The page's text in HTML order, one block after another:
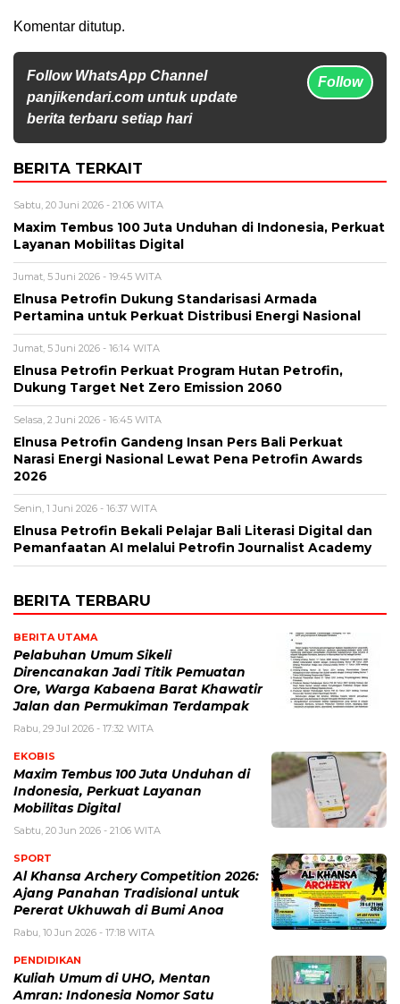
Komentar ditutup.
Follow WhatsApp Channel
panjikendari.com untuk update
berita terbaru setiap hari
Follow
BERITA TERKAIT
Sabtu, 20 Juni 2026 - 21:06 WITA
Maxim Tembus 100 Juta Unduhan di Indonesia, Perkuat
Layanan Mobilitas Digital
Jumat, 5 Juni 2026 - 19:45 WITA
Elnusa Petrofin Dukung Standarisasi Armada
Pertamina untuk Perkuat Distribusi Energi Nasional
Jumat, 5 Juni 2026 - 16:14 WITA
Elnusa Petrofin Perkuat Program Hutan Petrofin,
Dukung Target Net Zero Emission 2060
Selasa, 2 Juni 2026 - 16:45 WITA
Elnusa Petrofin Gandeng Insan Pers Bali Perkuat
Narasi Energi Nasional Lewat Pena Petrofin Awards
2026
Senin, 1 Juni 2026 - 16:37 WITA
Elnusa Petrofin Bekali Pelajar Bali Literasi Digital dan
Pemanfaatan AI melalui Petrofin Journalist Academy
BERITA TERBARU
BERITA UTAMA
Pelabuhan Umum Sikeli
Direncanakan Jadi Titik Pemuatan
Ore, Warga Kabaena Barat Khawatir
Jalan dan Permukiman Terdampak
Rabu, 29 Jul 2026 - 17:32 WITA
EKOBIS
Maxim Tembus 100 Juta Unduhan di
Indonesia, Perkuat Layanan
Mobilitas Digital
Sabtu, 20 Jun 2026 - 21:06 WITA
SPORT
Al Khansa Archery Competition 2026:
Ajang Panahan Tradisional untuk
Pererat Ukhuwah di Bumi Anoa
Rabu, 10 Jun 2026 - 17:18 WITA
PENDIDIKAN
Kuliah Umum di UHO, Mentan
Amran: Indonesia Nomor Satu